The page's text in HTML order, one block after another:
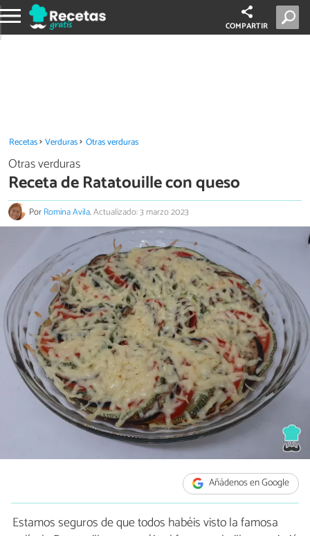
COMPARTIR
Recetas Verduras Otras verduras
Otras verduras
Receta de Ratatouille con queso
PorRomina Avila.Actualizado: 3 marzo 2023
Añádenos en Google
Estamos seguros de que todos habéis visto la famosa